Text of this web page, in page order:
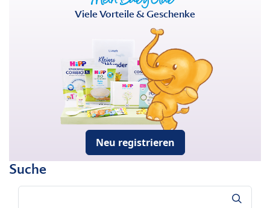
Viele Vorteile & Geschenke
Neu registrieren
Suche